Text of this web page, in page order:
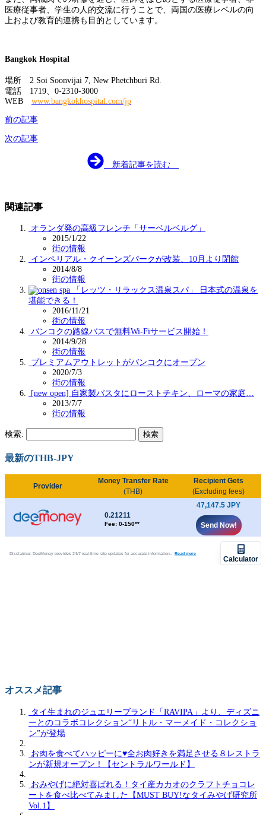
医療従事者、学生の人的交流に行うことで、両国の医療レベルの向
上および教育的連携も目的としています。
Bangkok Hospital
場所 2 Soi Soonvijai 7, New Phetchburi Rd.
電話 1719、0-2310-3000
WEB www.bangkokhospital.com/jp
前の記事
次の記事
新着記事を読む
関連記事
オランダ発の高級フレンチ「サーベルベルグ」
2015/1/22
街の情報
インペリアル・クイーンズパークが改装、10月より閉館
2014/8/8
街の情報
「レッツ・リラックス温泉スパ」 日本式の温泉を
堪能できる！
2016/11/21
街の情報
バンコクの路線バスで無料Wi-Fiサービス開始！
2014/9/28
街の情報
プレミアムアウトレットがバンコクにオープン
2020/7/3
街の情報
[new open] 自家製パスタにローストチキン、ローマの家庭…
2013/7/7
街の情報
検索:
最新のTHB-JPY
オススメ記事
タイ生まれのジュエリーブランド「RAVIPA」より、ディズニ
ーとのコラボコレクション“リトル・マーメイド・コレクショ
ン”が登場
お肉を食べてハッピーに♥全お肉好きを満足させる８レストラ
ンが新規オープン！【セントラルワールド】
おみやげに絶対喜ばれる！タイ産カカオのクラフトチョコレ
ートを食べ比べてみました【MUST BUY!なタイみやげ研究所
Vol.1】